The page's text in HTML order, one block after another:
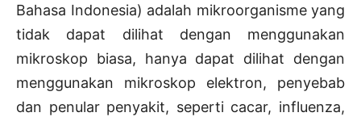
Bahasa Indonesia) adalah mikroorganisme yang
tidak dapat dilihat dengan menggunakan
mikroskop biasa, hanya dapat dilihat dengan
menggunakan mikroskop elektron, penyebab
dan penular penyakit, seperti cacar, influenza,